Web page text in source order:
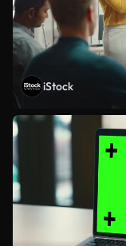
iStock